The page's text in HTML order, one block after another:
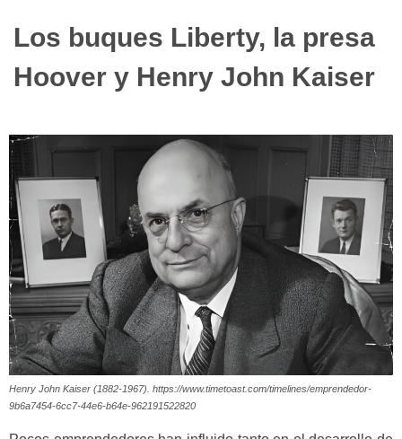
Los buques Liberty, la presa
Hoover y Henry John Kaiser
Henry John Kaiser (1882-1967). https://www.timetoast.com/timelines/emprendedor-
9b6a7454-6cc7-44e6-b64e-962191522820